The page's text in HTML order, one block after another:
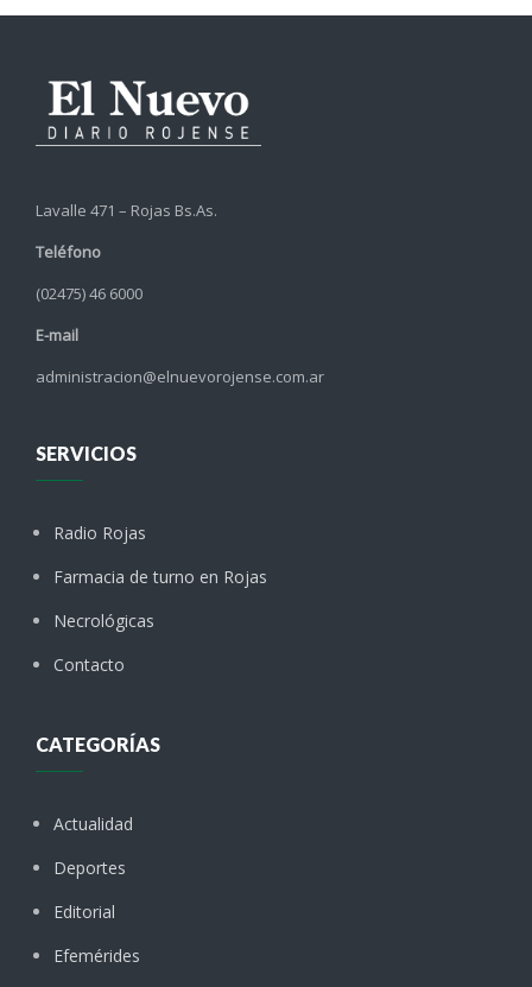
Lavalle 471 – Rojas Bs.As.
Teléfono
(02475) 46 6000
E-mail
administracion@elnuevorojense.com.ar
SERVICIOS
Radio Rojas
Farmacia de turno en Rojas
Necrológicas
Contacto
CATEGORÍAS
Actualidad
Deportes
Editorial
Efemérides